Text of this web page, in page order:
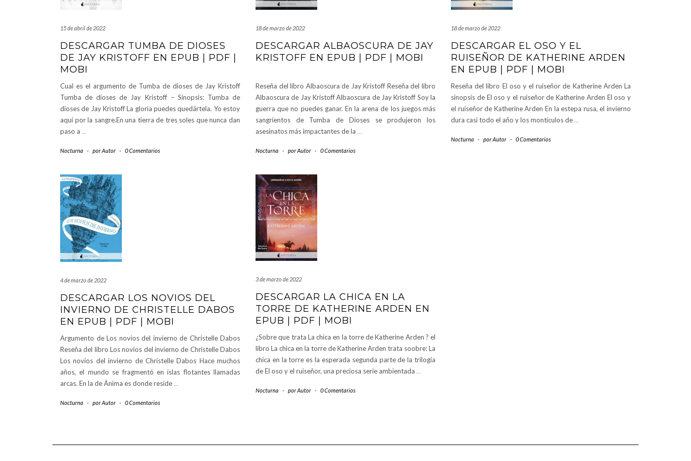
15 de abril de 2022
DESCARGAR TUMBA DE DIOSES
DE JAY KRISTOFF EN EPUB | PDF |
MOBI
Cual es el argumento de Tumba de dioses de Jay Kristoff
Tumba de dioses de Jay Kristoff – Sinopsis: Tumba de
dioses de Jay Kristoff La gloria puedes quedártela. Yo estoy
aquí por la sangre.En una tierra de tres soles que nunca dan
paso a …
Nocturna - porAutor - 0 Comentarios
18 de marzo de 2022
DESCARGAR ALBAOSCURA DE JAY
KRISTOFF EN EPUB | PDF | MOBI
Reseña del libro Albaoscura de Jay Kristoff Reseña del libro
Albaoscura de Jay Kristoff Albaoscura de Jay Kristoff Soy la
guerra que no puedes ganar. En la arena de los juegos más
sangrientos de Tumba de Dioses se produjeron los
asesinatos más impactantes de la …
Nocturna - porAutor - 0 Comentarios
18 de marzo de 2022
DESCARGAR EL OSO Y EL
RUISEÑOR DE KATHERINE ARDEN
EN EPUB | PDF | MOBI
Reseña del libro El oso y el ruiseñor de Katherine Arden La
sinopsis de El oso y el ruiseñor de Katherine Arden El oso y
el ruiseñor de Katherine Arden En la estepa rusa, el invierno
dura casi todo el año y los montículos de …
Nocturna - porAutor - 0 Comentarios
4 de marzo de 2022
DESCARGAR LOS NOVIOS DEL
INVIERNO DE CHRISTELLE DABOS
EN EPUB | PDF | MOBI
Argumento de Los novios del invierno de Christelle Dabos
Reseña del libro Los novios del invierno de Christelle Dabos
Los novios del invierno de Christelle Dabos Hace muchos
años, el mundo se fragmentó en islas flotantes llamadas
arcas. En la de Ánima es donde reside …
Nocturna - porAutor - 0 Comentarios
3 de marzo de 2022
DESCARGAR LA CHICA EN LA
TORRE DE KATHERINE ARDEN EN
EPUB | PDF | MOBI
¿Sobre que trata La chica en la torre de Katherine Arden ? el
libro La chica en la torre de Katherine Arden trata soobre: La
chica en la torre es la esperada segunda parte de la trilogía
de El oso y el ruiseñor, una preciosa serie ambientada …
Nocturna - porAutor - 0 Comentarios